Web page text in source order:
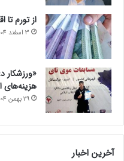
از تورم تا
3 اسفند 1404
«ورزشکار
هزینه‌های
29 بهمن 1404
آخرین اخبار